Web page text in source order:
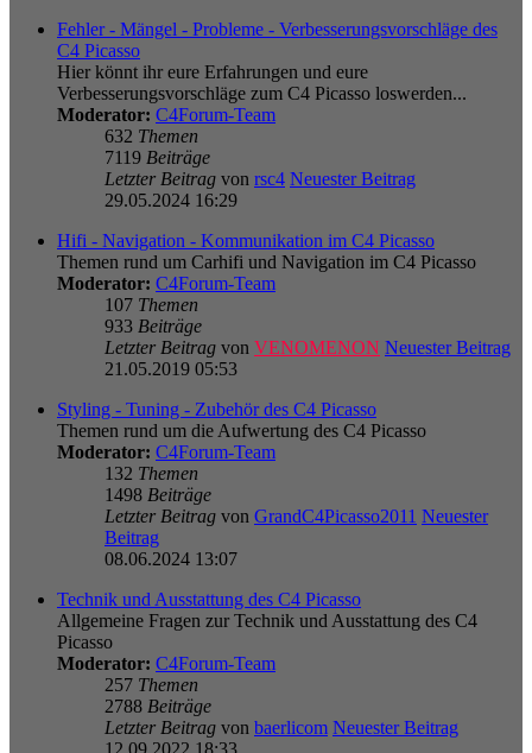
Fehler - Mängel - Probleme - Verbesserungsvorschläge des
C4 Picasso
Hier könnt ihr eure Erfahrungen und eure
Verbesserungsvorschläge zum C4 Picasso loswerden...
Moderator: C4Forum-Team
632 Themen
7119 Beiträge
Letzter Beitrag von rsc4 Neuester Beitrag
29.05.2024 16:29
Hifi - Navigation - Kommunikation im C4 Picasso
Themen rund um Carhifi und Navigation im C4 Picasso
Moderator: C4Forum-Team
107 Themen
933 Beiträge
Letzter Beitrag von VENOMENON Neuester Beitrag
21.05.2019 05:53
Styling - Tuning - Zubehör des C4 Picasso
Themen rund um die Aufwertung des C4 Picasso
Moderator: C4Forum-Team
132 Themen
1498 Beiträge
Letzter Beitrag von GrandC4Picasso2011 Neuester
Beitrag
08.06.2024 13:07
Technik und Ausstattung des C4 Picasso
Allgemeine Fragen zur Technik und Ausstattung des C4
Picasso
Moderator: C4Forum-Team
257 Themen
2788 Beiträge
Letzter Beitrag von baerlicom Neuester Beitrag
12.09.2022 18:33